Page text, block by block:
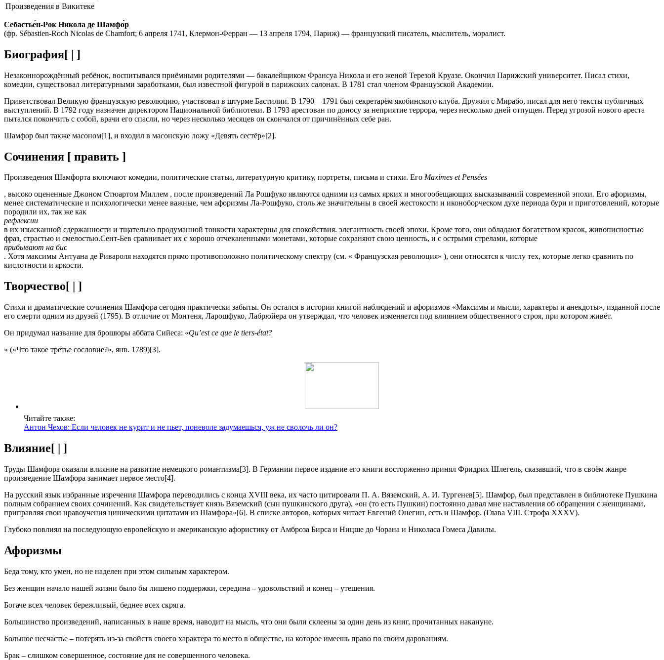
Произведения в Викитеке
Себастье́н-Рок Никола де Шамфо́р
(фр. Sébastien-Roch Nicolas de Chamfort; 6 апреля 1741, Клермон-Ферран — 13 апреля 1794, Париж) — французский писатель, мыслитель, моралист.
Биография[ | ]
Незаконнорождённый ребёнок, воспитывался приёмными родителями — бакалейщиком Франсуа Никола и его женой Терезой Круазе. Окончил Парижский университет. Писал стихи,
комедии, существовал литературными заработками, был известной фигурой в парижских салонах. В 1781 стал членом Французской Академии.
Приветствовал Великую французскую революцию, участвовал в штурме Бастилии. В 1790—1791 был секретарём якобинского клуба. Дружил с Мирабо, писал для него тексты публичных
выступлений. В 1792 году назначен директором Национальной библиотеки. В 1793 арестован по доносу за неприятие террора, через несколько дней отпущен. Перед угрозой нового ареста
пытался покончить с собой, врачи его спасли, но через несколько месяцев он скончался от причинённых себе ран.
Шамфор был также масоном[1], и входил в масонскую ложу «Девять сестёр»[2].
Сочинения [ править ]
Произведения Шамфорта включают комедии, политические статьи, литературную критику, портреты, письма и стихи. Его Maximes et Pensées
, высоко оцененные Джоном Стюартом Миллем , после произведений Ла Рошфуко являются одними из самых ярких и многообещающих высказываний современной эпохи. Его афоризмы,
менее систематические и психологически менее важные, чем афоризмы Ла-Рошфуко, столь же значительны в своей жестокости и иконоборческом духе периода бури и приготовлений, которые
породили их, так же как
рефлексии
в их изысканной сдержанности и тщательно продуманной тонкости характерны для спокойствия. элегантность своей эпохи. Кроме того, они обладают богатством красок, живописностью
фраз, страстью и смелостью.Сент-Бев сравнивает их с хорошо отчеканенными монетами, которые сохраняют свою ценность, и с острыми стрелами, которые
прибывают на бис
. Хотя максимы Антуана де Ривароля находятся прямо противоположно политическому спектру (см. « Французская революция» ), они относятся к числу тех, которые легко сравнить по
кислотности и яркости.
Творчество[ | ]
Стихи и драматические сочинения Шамфора сегодня практически забыты. Он остался в истории книгой наблюдений и афоризмов «Максимы и мысли, характеры и анекдоты», изданной после
его смерти одним из друзей (1795). В отличие от Монтеня, Ларошфуко, Лабрюйера он утверждал, что человек изменяется под влиянием общественного строя, при котором живёт.
Он придумал название для брошюры аббата Сийеса: «Qu’est ce que le tiers-état?
» («Что такое третье сословие?», янв. 1789)[3].
Читайте также:
Антон Чехов: Если человек не курит и не пьет, поневоле задумаешься, уж не сволочь ли он?
Влияние[ | ]
Труды Шамфора оказали влияние на развитие немецкого романтизма[3]. В Германии первое издание его книги восторженно принял Фридрих Шлегель, сказавший, что в своём жанре
произведение Шамфора занимает первое место[4].
На русский язык избранные изречения Шамфора переводились с конца XVIII века, их часто цитировали П. А. Вяземский, А. И. Тургенев[5]. Шамфор, был представлен в библиотеке Пушкина
полным собранием своих сочинений. Как свидетельствует князь Вяземский (сын пушкинского друга), «он (то есть Пушкин) постоянно давал мне наставления об обращении с женщинами,
приправляя свои нравоучения циническими цитатами из Шамфора»[6]. В списке авторов, которых читает Евгений Онегин, есть и Шамфор. (Глава VIII. Строфа XXXV).
Глубоко повлиял на последующую европейскую и американскую афористику от Амброза Бирса и Ницше до Чорана и Николаса Гомеса Давилы.
Афоризмы
Беда тому, кто умен, но не наделен при этом сильным характером.
Без женщин начало нашей жизни было бы лишено поддержки, середина – удовольствий и конец – утешения.
Богаче всех человек бережливый, беднее всех скряга.
Большинство произведений, написанных в наше время, наводит на мысль, что они были склеены за один день из книг, прочитанных накануне.
Большое несчастье – потерять из-за свойств своего характера то место в обществе, на которое имеешь право по своим дарованиям.
Брак – слишком совершенное, состояние для не совершенного человека.